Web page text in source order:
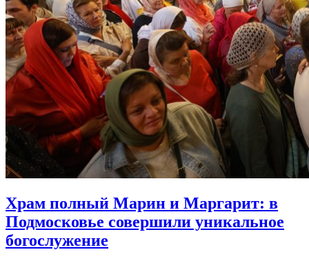
Храм полный Марин и Маргарит: в
Подмосковье совершили уникальное
богослужение